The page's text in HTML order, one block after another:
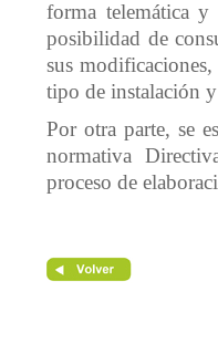
forma telemática
posibilidad de
sus
tipo de instalación
Por otra parte, se
normativa
proceso de